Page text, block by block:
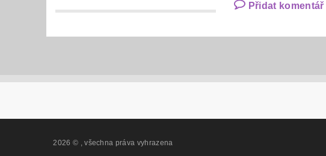
Přidat komentář
2026 © , všechna práva vyhrazena